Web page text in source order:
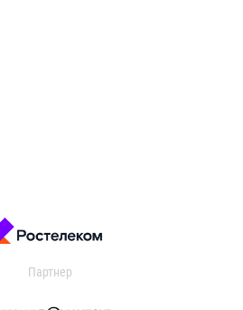
Партнер